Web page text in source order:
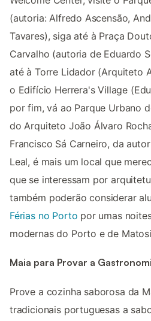
(autoria: Alfredo Ascensão,
Tavares), siga até à Praça
Carvalho (autoria de Eduardo
até à Torre Lidador (Arquiteto
o Edifí­cio Herrera's Village
por fim, vá ao Parque Urbano
do Arquiteto João Álvaro
Francisco Sá Carneiro, da
Leal, é mais um local que
que se interessam por
também poderão considerar
Férias no Porto por umas
modernas do Porto e de
Maia para Provar a
Prove a cozinha saborosa da
tradicionais portuguesas a